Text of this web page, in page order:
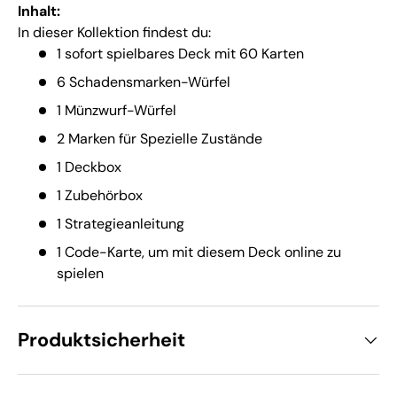
Inhalt:
In dieser Kollektion findest du:
1 sofort spielbares Deck mit 60 Karten
6 Schadensmarken-Würfel
1 Münzwurf-Würfel
2 Marken für Spezielle Zustände
1 Deckbox
1 Zubehörbox
1 Strategieanleitung
1 Code-Karte, um mit diesem Deck online zu
spielen
Produktsicherheit